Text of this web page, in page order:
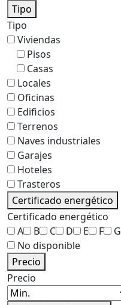
Tipo
Tipo
Viviendas
Pisos
Casas
Locales
Oficinas
Edificios
Terrenos
Naves industriales
Garajes
Hoteles
Trasteros
Certificado energético
Certificado energético
A
B C D E F G
No disponible
Precio
Precio